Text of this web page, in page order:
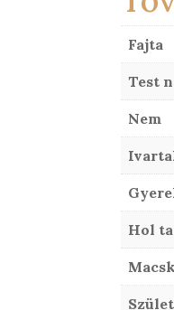
Fajta
Test
Nem
Hol